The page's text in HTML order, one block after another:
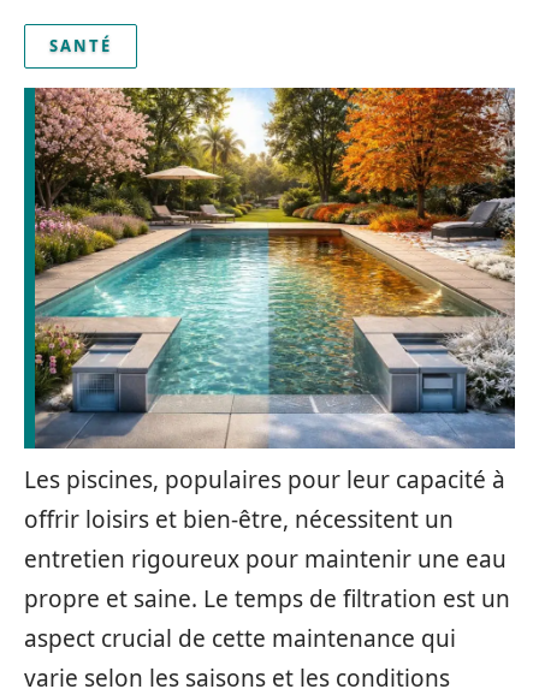
SANTÉ
Les piscines, populaires pour leur capacité à
offrir loisirs et bien-être, nécessitent un
entretien rigoureux pour maintenir une eau
propre et saine. Le temps de filtration est un
aspect crucial de cette maintenance qui
varie selon les saisons et les conditions